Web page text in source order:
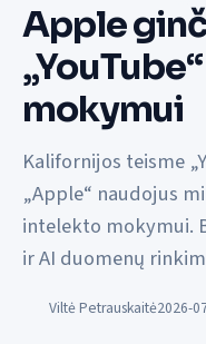
Apple
mokymui
Kalifornijos teisme
„Apple“ naudojus
intelekto mokymui.
ir AI duomenų
Viltė Petrauskaitė2026-